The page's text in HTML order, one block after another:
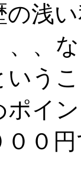
の浅
、、
う
イ
０